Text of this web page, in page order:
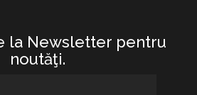
la Newsletter pentru
noutăţi.